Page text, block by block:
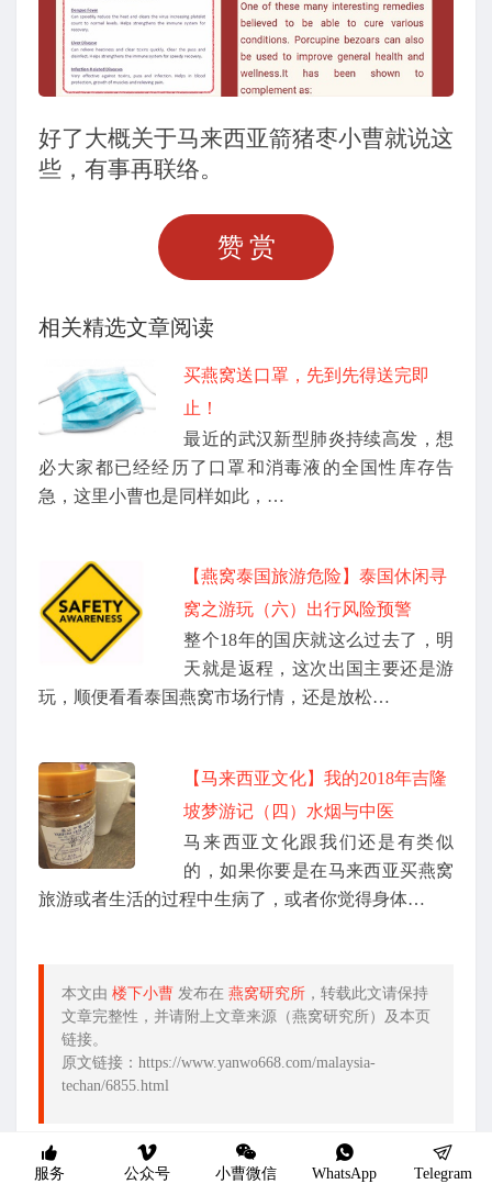
好了大概关于马来西亚箭猪枣小曹就说这
些，有事再联络。
赞赏
相关精选文章阅读
买燕窝送口罩，先到先得送完即
止！
最近的武汉新型肺炎持续高发，想
必大家都已经经历了口罩和消毒液的全国性库存告
急，这里小曹也是同样如此，…
【燕窝泰国旅游危险】泰国休闲寻
窝之游玩（六）出行风险预警
整个18年的国庆就这么过去了，明
天就是返程，这次出国主要还是游
玩，顺便看看泰国燕窝市场行情，还是放松…
【马来西亚文化】我的2018年吉隆
坡梦游记（四）水烟与中医
马来西亚文化跟我们还是有类似
的，如果你要是在马来西亚买燕窝
旅游或者生活的过程中生病了，或者你觉得身体…
本文由 楼下小曹 发布在 燕窝研究所 ，转载此文请保持
文章完整性，并请附上文章来源（燕窝研究所）及本页
链接。
原文链接：https://www.yanwo668.com/malaysia-
techan/6855.html
发 东南亚见闻 马来西亚特产
服务 公众号 小曹微信 WhatsApp Telegram